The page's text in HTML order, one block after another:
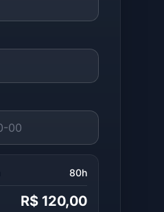
80h
R$ 120,00